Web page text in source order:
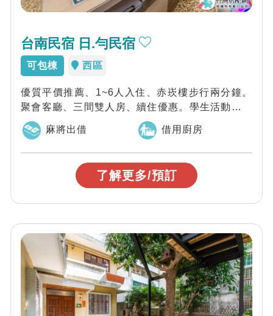
台南民宿 日.勻民宿
可包棟 西區
優質平價推薦、1~6人入住、赤崁樓步行兩分鐘。
聚會客廳、三間雙人房、續住優惠。學生活動、環
島騎行高CP值首選推薦。
麻將出借 借用廚房
了解更多/預訂